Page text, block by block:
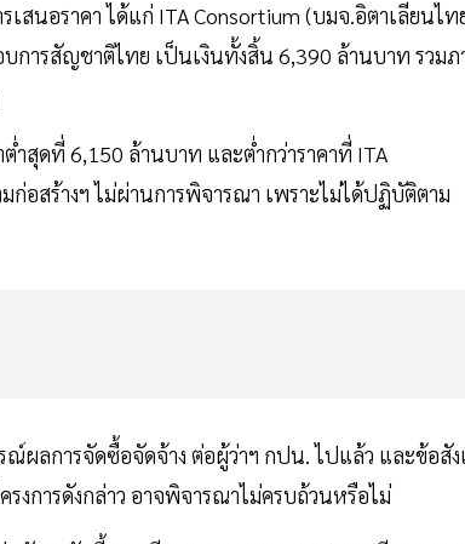
เสนอราคา ได้แก่ ITA Consortium (บมจ.อิตาเลียนไท
การสัญชาติไทย เป็นเงินทั้งสิ้น 6,390 ล้านบาท รวม
ำสุดที่ 6,150 ล้านบาท และต่ำกว่าราคาที่ ITA
อสร้างฯ ไม่ผ่านการพิจารณา เพราะไม่ได้ปฏิบัติตาม
ผลการจัดซื้อจัดจ้าง ต่อผู้ว่าฯ กปน. ไปแล้ว และข้อสัง
การดังกล่าว อาจพิจารณาไม่ครบถ้วนหรือไม่